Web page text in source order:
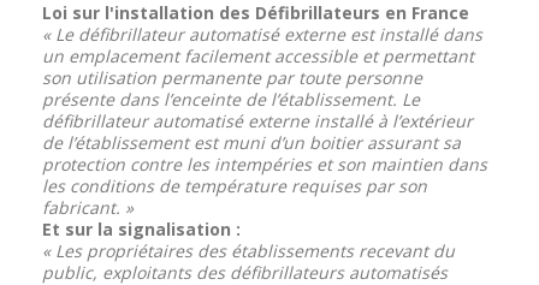
Loi sur l'installation des Défibrillateurs en France
« Le défibrillateur automatisé externe est installé dans
un emplacement facilement accessible et permettant
son utilisation permanente par toute personne
présente dans l’enceinte de l’établissement. Le
défibrillateur automatisé externe installé à l’extérieur
de l’établissement est muni d’un boitier assurant sa
protection contre les intempéries et son maintien dans
les conditions de température requises par son
fabricant. »
Et sur la signalisation :
« Les propriétaires des établissements recevant du
public, exploitants des défibrillateurs automatisés